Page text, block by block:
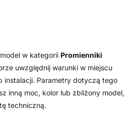
w kategorii Promienniki
uwzględnij warunki w miejscu
instalacji. Parametry dotyczą tego
inną moc, kolor lub zbliżony model,
techniczną.